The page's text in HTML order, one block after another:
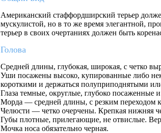
Американский стаффордширский терьер
мускулистой, но в то же время элегантной,
терьер в своих очертаниях должен быть
Голова
Средней длины, глубокая, широкая, с четко
Уши посажены высоко, купированные либо
короткими и держаться полуприподнятыми
Глаза темные, округлые, глубоко посаженные
Морда — средней длины, с резким переходом
Челюсти — четко очерчены. Крепкая нижняя
Губы плотные, прилегающие, не отвислые.
Мочка носа обязательно черная.